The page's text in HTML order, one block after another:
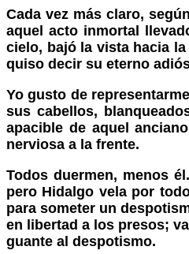
Cada vez más claro,
aquel acto inmortal
cielo, bajó la vista hacia
quiso decir su eterno
Yo gusto de
sus cabellos,
apacible de aquel
nerviosa a la frente.
Todos duermen, menos
pero Hidalgo vela por
para someter un
en libertad a los presos;
guante al despotismo.